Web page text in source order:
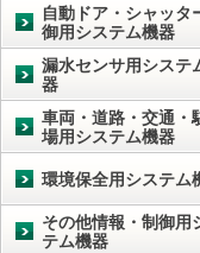
自動ドア・シャッタ
御用システム機器
漏水センサ用システ
器
車両・道路・交通・
場用システム機器
環境保全用システム
その他情報・制御用
テム機器